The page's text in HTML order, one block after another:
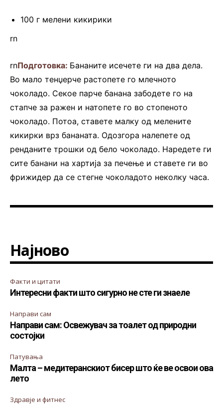
100 г мелени кикирики
rn
rnПодготовка: Бананите исечете ги на два дела.
Во мало тенџерче растопете го млечното
чоколадо. Секое парче банана забодете го на
стапче за ражен и натопете го во стопеното
чоколадо. Потоа, ставете малку од мелените
кикирки врз бананата. Одозгора налепете од
ренданите трошки од бело чоколадо. Наредете ги
сите банани на хартија за печење и ставете ги во
фрижидер да се стегне чоколадото неколку часа.
Најново
Факти и цитати
Интересни факти што сигурно не сте ги знаеле
Направи сам
Направи сам: Освежувач за тоалет од природни
состојки
Патувања
Малта – медитеранскиот бисер што ќе ве освои ова
лето
Здравје и фитнес